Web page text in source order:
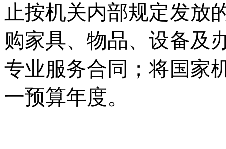
止按机关内部规定发放
购家具、物品、设备及
专业服务合同；将国家
一预算年度。